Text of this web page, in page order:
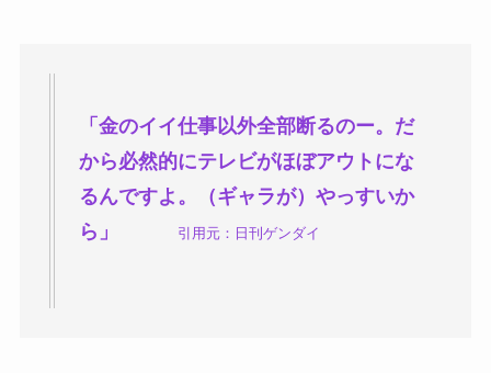
「金のイイ仕事以外全部断るのー。だ
から必然的にテレビがほぼアウトにな
るんですよ。（ギャラが）やっすいか
ら」
引用元：日刊ゲンダイ